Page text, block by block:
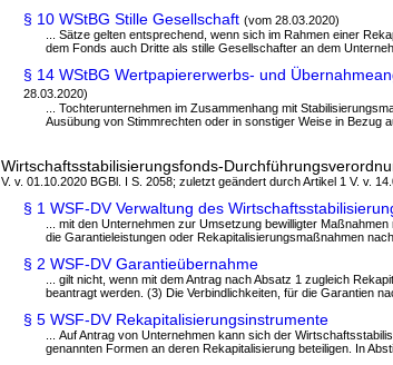
§ 10 WStBG Stille Gesellschaft (vom 28.03.2020)
... Sätze gelten entsprechend, wenn sich im Rahmen einer
dem Fonds auch Dritte als stille Gesellschafter an dem
§ 14 WStBG Wertpapiererwerbs- und
28.03.2020)
... Tochterunternehmen im Zusammenhang mit
Ausübung von Stimmrechten oder in sonstiger Weise in Bezug
Wirtschaftsstabilisierungsfonds-
V. v. 01.10.2020 BGBl. I S. 2058; zuletzt geändert durch Artikel 1 V. v.
§ 1 WSF-DV Verwaltung des
... mit den Unternehmen zur Umsetzung bewilligter
die Garantieleistungen oder Rekapitalisierungsmaßnahmen nach
§ 2 WSF-DV Garantieübernahme
... gilt nicht, wenn mit dem Antrag nach Absatz 1 zugleich
beantragt werden. (3) Die Verbindlichkeiten, für die Garantien
§ 5 WSF-DV Rekapitalisierungsinstrumente
... Auf Antrag von Unternehmen kann sich der
genannten Formen an deren Rekapitalisierung beteiligen. In